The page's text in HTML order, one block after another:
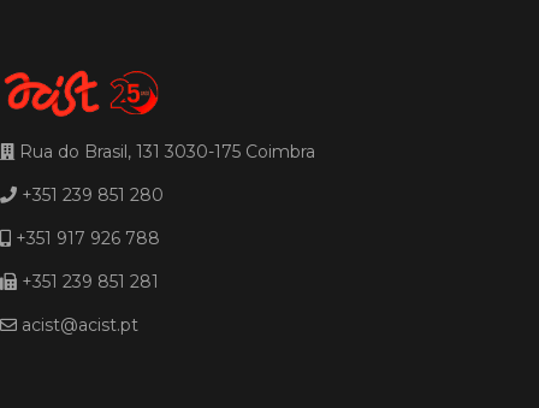
Rua do Brasil, 131 3030-175 Coimbra
+351 239 851 280
+351 917 926 788
+351 239 851 281
acist@acist.pt